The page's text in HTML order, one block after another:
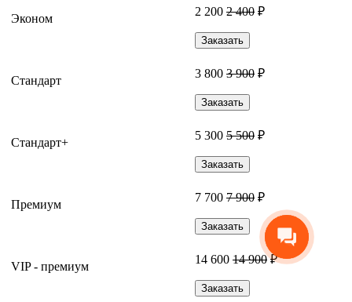
Эконом
2 200 2 400 ₽
Заказать
Стандарт
3 800 3 900 ₽
Заказать
Стандарт+
5 300 5 500 ₽
Заказать
Премиум
7 700 7 900 ₽
Заказать
VIP - премиум
14 600 14 900₽
Заказать